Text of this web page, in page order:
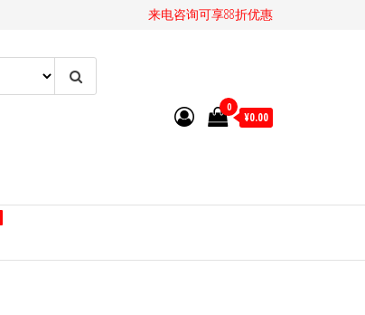
来电咨询可享88折优惠
0
¥0.00